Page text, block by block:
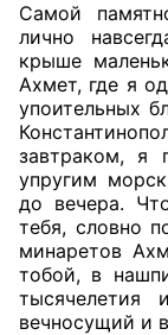
Самой
лично
крыше
Ахмет, где я
упоительных
завтраком, я
упругим
до вечера.
тебя, словно
минаретов
тобой, в
вечносущий и